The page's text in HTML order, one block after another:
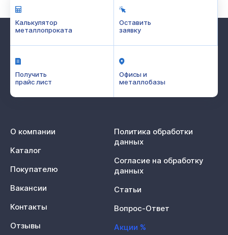
Калькулятор
металлопроката
Оставить
заявку
Получить
прайс лист
Офисы и
металлобазы
О компании
Каталог
Покупателю
Вакансии
Контакты
Отзывы
Политика обработки
данных
Согласие на обработку
данных
Статьи
Вопрос-Ответ
Акции %